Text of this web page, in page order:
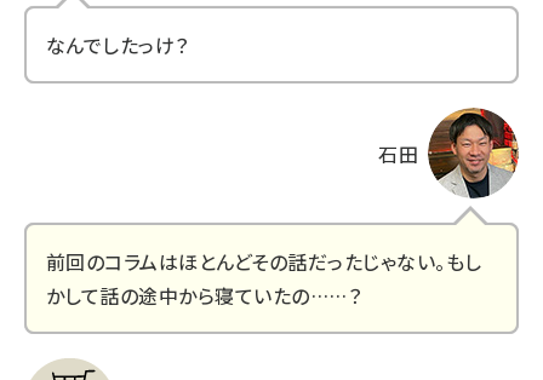
なんでしたっけ？
石田
前回のコラムはほとんどその話だったじゃない。もし
かして話の途中から寝ていたの……？